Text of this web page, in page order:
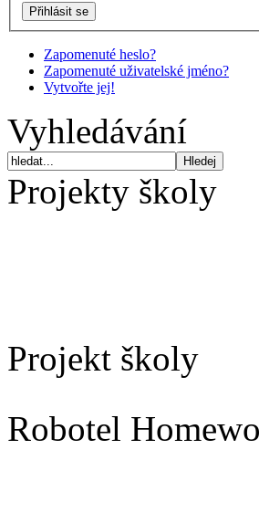
Zapomenuté heslo?
Zapomenuté uživatelské jméno?
Vytvořte jej!
Vyhledávání
Projekty školy
Projekt školy
Robotel